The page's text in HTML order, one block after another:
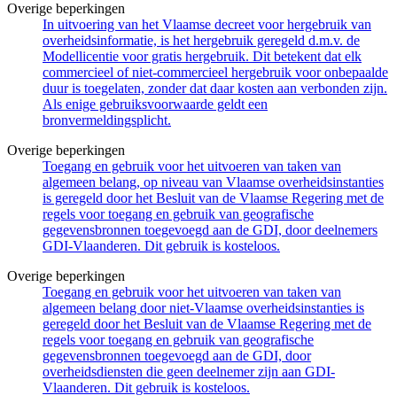
Overige beperkingen
In uitvoering van het Vlaamse decreet voor hergebruik van
overheidsinformatie, is het hergebruik geregeld d.m.v. de
Modellicentie voor gratis hergebruik. Dit betekent dat elk
commercieel of niet-commercieel hergebruik voor onbepaalde
duur is toegelaten, zonder dat daar kosten aan verbonden zijn.
Als enige gebruiksvoorwaarde geldt een
bronvermeldingsplicht.
Overige beperkingen
Toegang en gebruik voor het uitvoeren van taken van
algemeen belang, op niveau van Vlaamse overheidsinstanties
is geregeld door het Besluit van de Vlaamse Regering met de
regels voor toegang en gebruik van geografische
gegevensbronnen toegevoegd aan de GDI, door deelnemers
GDI-Vlaanderen. Dit gebruik is kosteloos.
Overige beperkingen
Toegang en gebruik voor het uitvoeren van taken van
algemeen belang door niet-Vlaamse overheidsinstanties is
geregeld door het Besluit van de Vlaamse Regering met de
regels voor toegang en gebruik van geografische
gegevensbronnen toegevoegd aan de GDI, door
overheidsdiensten die geen deelnemer zijn aan GDI-
Vlaanderen. Dit gebruik is kosteloos.